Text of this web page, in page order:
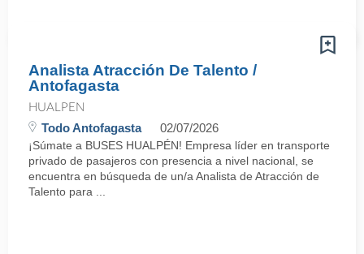
Analista Atracción De Talento /
Antofagasta
HUALPEN
Todo Antofagasta 02/07/2026
¡Súmate a BUSES HUALPÉN! Empresa líder en transporte
privado de pasajeros con presencia a nivel nacional, se
encuentra en búsqueda de un/a Analista de Atracción de
Talento para ...